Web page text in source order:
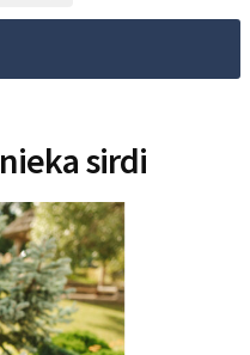
sirdi